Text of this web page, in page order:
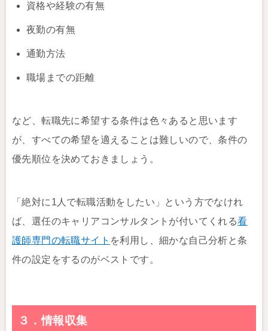
資格や経験の有無
夜勤の有無
通勤方法
職場までの距離
など、転職先に希望する条件は色々あると思います
が、すべての希望を適えることは難しいので、条件の
優先順位を決めておきましょう。
「絶対に1人で転職活動をしたい」という方でなけれ
ば、選任のキャリアコンサルタントが付いてくれる看
護師専門の転職サイト を利用し、細かな自己分析と条
件の設定をするのがベストです。
３．情報収集